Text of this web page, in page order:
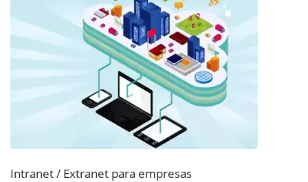
Intranet / Extranet para empresas